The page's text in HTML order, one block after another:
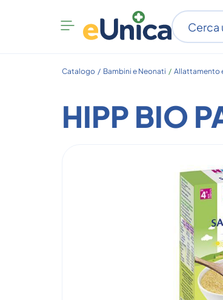
Apri
menu
Catalogo / Bambini e Neonati / Allattamento
HIPP BIO